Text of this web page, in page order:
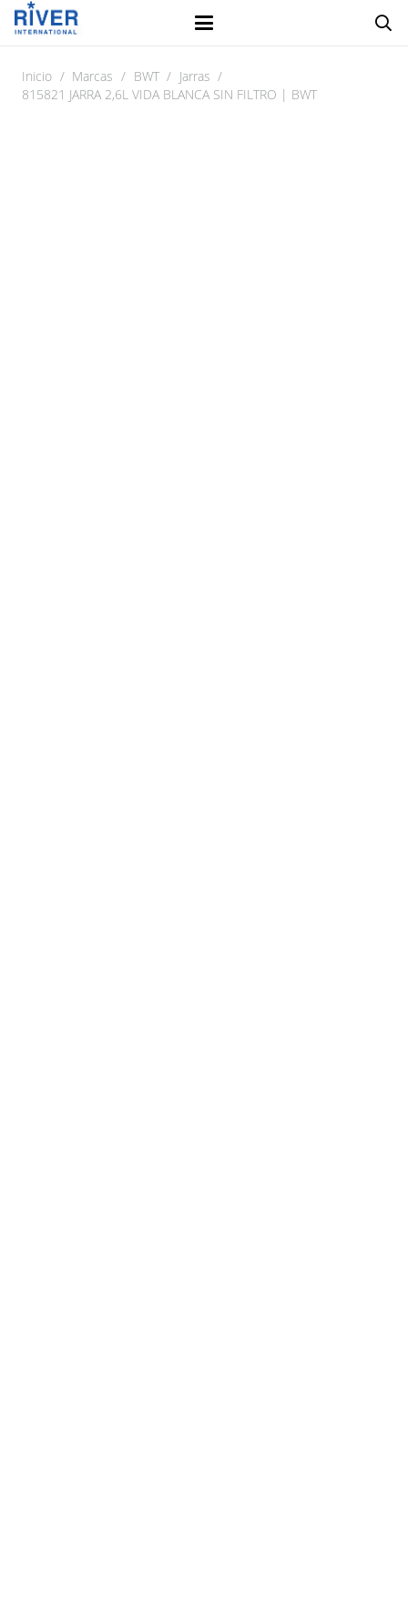
Inicio / Marcas / BWT / Jarras /
815821 JARRA 2,6L VIDA BLANCA SIN FILTRO | BWT